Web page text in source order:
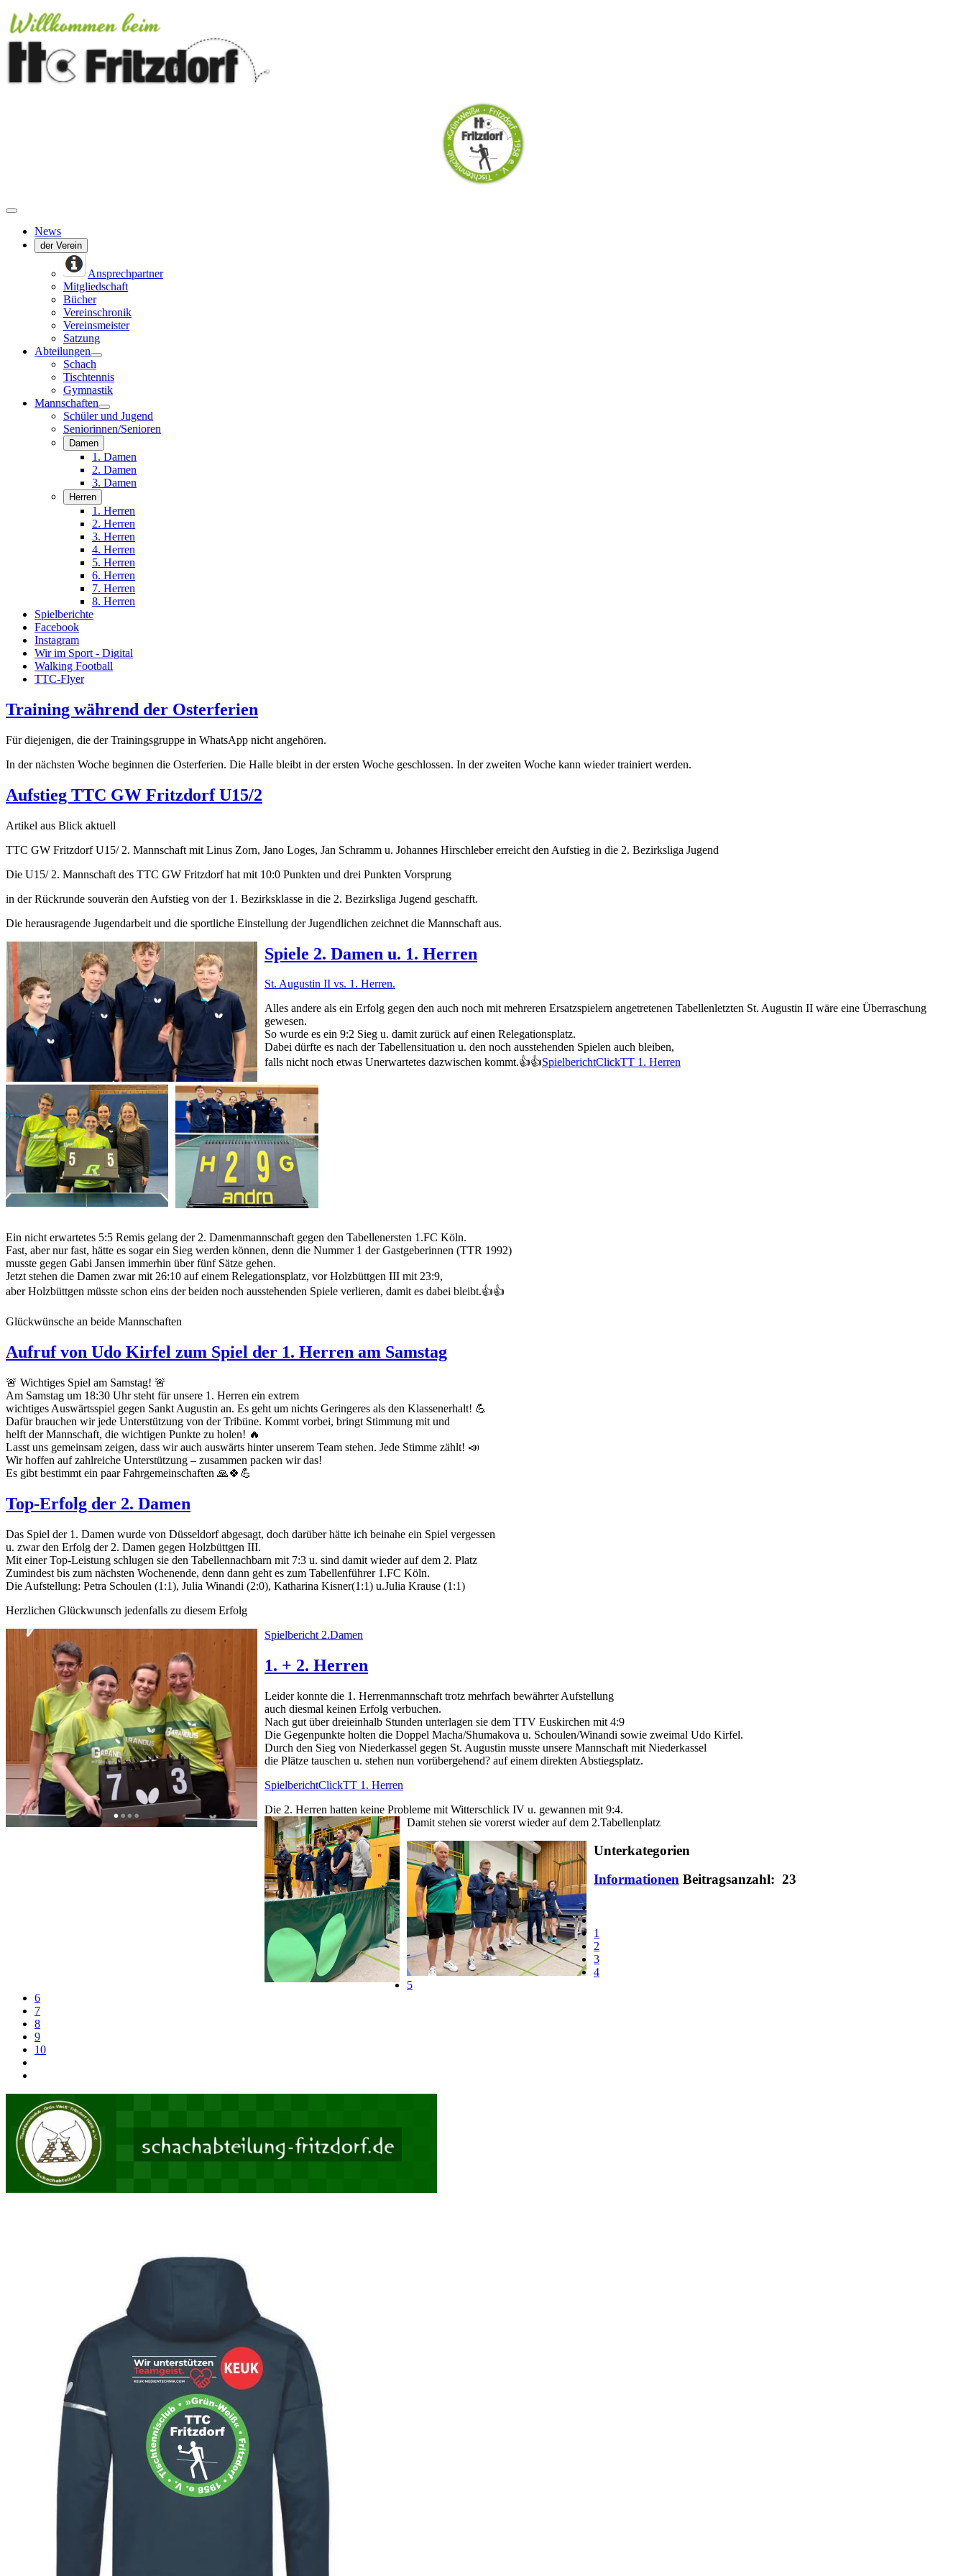
News
der Verein
Ansprechpartner
Mitgliedschaft
Bücher
Vereinschronik
Vereinsmeister
Satzung
Abteilungen
Schach
Tischtennis
Gymnastik
Mannschaften
Schüler und Jugend
Seniorinnen/Senioren
Damen
1. Damen
2. Damen
3. Damen
Herren
1. Herren
2. Herren
3. Herren
4. Herren
5. Herren
6. Herren
7. Herren
8. Herren
Spielberichte
Facebook
Instagram
Wir im Sport - Digital
Walking Football
TTC-Flyer
Training während der Osterferien
Für diejenigen, die der Trainingsgruppe in WhatsApp nicht angehören.
In der nächsten Woche beginnen die Osterferien. Die Halle bleibt in der ersten Woche geschlossen. In der zweiten Woche kann wieder trainiert werden.
Aufstieg TTC GW Fritzdorf U15/2
Artikel aus Blick aktuell
TTC GW Fritzdorf U15/ 2. Mannschaft mit Linus Zorn, Jano Loges, Jan Schramm u. Johannes Hirschleber erreicht den Aufstieg in die 2. Bezirksliga Jugend
Die U15/ 2. Mannschaft des TTC GW Fritzdorf hat mit 10:0 Punkten und drei Punkten Vorsprung
in der Rückrunde souverän den Aufstieg von der 1. Bezirksklasse in die 2. Bezirksliga Jugend geschafft.
Die herausragende Jugendarbeit und die sportliche Einstellung der Jugendlichen zeichnet die Mannschaft aus.
Spiele 2. Damen u. 1. Herren
St. Augustin II vs. 1. Herren.
Alles andere als ein Erfolg gegen den auch noch mit mehreren Ersatzspielern angetretenen Tabellenletzten St. Augustin II wäre eine Überraschung
gewesen.
So wurde es ein 9:2 Sieg u. damit zurück auf einen Relegationsplatz.
Dabei dürfte es nach der Tabellensituation u. den noch ausstehenden Spielen auch bleiben,
falls nicht noch etwas Unerwartetes dazwischen kommt.👍👍SpielberichtClickTT 1. Herren
Ein nicht erwartetes 5:5 Remis gelang der 2. Damenmannschaft gegen den Tabellenersten 1.FC Köln.
Fast, aber nur fast, hätte es sogar ein Sieg werden können, denn die Nummer 1 der Gastgeberinnen (TTR 1992)
musste gegen Gabi Jansen immerhin über fünf Sätze gehen.
Jetzt stehen die Damen zwar mit 26:10 auf einem Relegationsplatz, vor Holzbüttgen III mit 23:9,
aber Holzbüttgen müsste schon eins der beiden noch ausstehenden Spiele verlieren, damit es dabei bleibt.👍👍
Glückwünsche an beide Mannschaften
Aufruf von Udo Kirfel zum Spiel der 1. Herren am Samstag
🚨 Wichtiges Spiel am Samstag! 🚨
Am Samstag um 18:30 Uhr steht für unsere 1. Herren ein extrem
wichtiges Auswärtsspiel gegen Sankt Augustin an. Es geht um nichts Geringeres als den Klassenerhalt! 💪
Dafür brauchen wir jede Unterstützung von der Tribüne. Kommt vorbei, bringt Stimmung mit und
helft der Mannschaft, die wichtigen Punkte zu holen! 🔥
Lasst uns gemeinsam zeigen, dass wir auch auswärts hinter unserem Team stehen. Jede Stimme zählt! 📣
Wir hoffen auf zahlreiche Unterstützung – zusammen packen wir das!
Es gibt bestimmt ein paar Fahrgemeinschaften 🙏🍀💪
Top-Erfolg der 2. Damen
Das Spiel der 1. Damen wurde von Düsseldorf abgesagt, doch darüber hätte ich beinahe ein Spiel vergessen
u. zwar den Erfolg der 2. Damen gegen Holzbüttgen III.
Mit einer Top-Leistung schlugen sie den Tabellennachbarn mit 7:3 u. sind damit wieder auf dem 2. Platz
Zumindest bis zum nächsten Wochenende, denn dann geht es zum Tabellenführer 1.FC Köln.
Die Aufstellung: Petra Schoulen (1:1), Julia Winandi (2:0), Katharina Kisner(1:1) u.Julia Krause (1:1)
Herzlichen Glückwunsch jedenfalls zu diesem Erfolg
Spielbericht 2.Damen
1. + 2. Herren
Leider konnte die 1. Herrenmannschaft trotz mehrfach bewährter Aufstellung
auch diesmal keinen Erfolg verbuchen.
Nach gut über dreieinhalb Stunden unterlagen sie dem TTV Euskirchen mit 4:9
Die Gegenpunkte holten die Doppel Macha/Shumakova u. Schoulen/Winandi sowie zweimal Udo Kirfel.
Durch den Sieg von Niederkassel gegen St. Augustin musste unsere Mannschaft mit Niederkassel
die Plätze tauschen u. stehen nun vorübergehend? auf einem direkten Abstiegsplatz.
SpielberichtClickTT 1. Herren
Die 2. Herren hatten keine Probleme mit Witterschlick IV u. gewannen mit 9:4.
Damit stehen sie vorerst wieder auf dem 2.Tabellenplatz
Unterkategorien
Informationen Beitragsanzahl: 23
1
2
3
4
5
6
7
8
9
10